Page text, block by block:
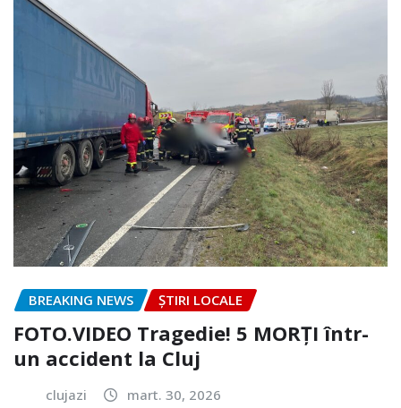
BREAKING NEWS ȘTIRI LOCALE
FOTO.VIDEO Tragedie! 5 MORȚI într-
un accident la Cluj
clujazi mart. 30, 2026